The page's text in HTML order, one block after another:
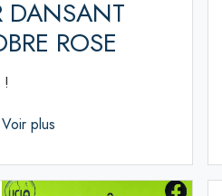
DANSANT
ROSE
!
Voir plus